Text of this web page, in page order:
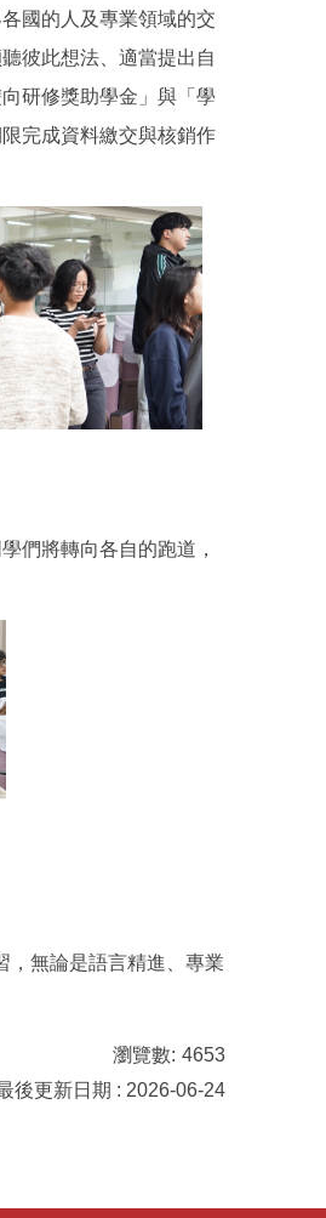
國的人及專業領域的交
彼此想法、適當提出自
研修獎助學金」與「學
完成資料繳交與核銷作
們將轉向各自的跑道，
無論是語言精進、專業
瀏覽數: 4653
後更新日期 : 2026-06-24